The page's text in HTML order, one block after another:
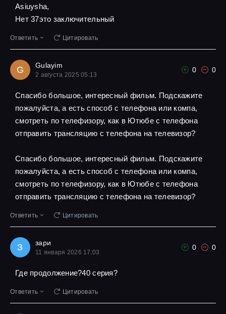
Asiuysha,
Нет 37это заключительный
Ответить Цитировать
G Gulayim
2 августа 2025 05:13
0 0
Спасибо большое, интересный фильм. Подскажите
пожалуйста, а есть способ с телефона или компа,
смотреть по телефизору, как в Ютюбе с телефона
отправить трансляцию с телефона на телевизор?
Спасибо большое, интересный фильм. Подскажите
пожалуйста, а есть способ с телефона или компа,
смотреть по телефизору, как в Ютюбе с телефона
отправить трансляцию с телефона на телевизор?
Ответить Цитировать
З зари
11 января 2026 17:03
0 0
Где продолжение?40 серия?
Ответить Цитировать